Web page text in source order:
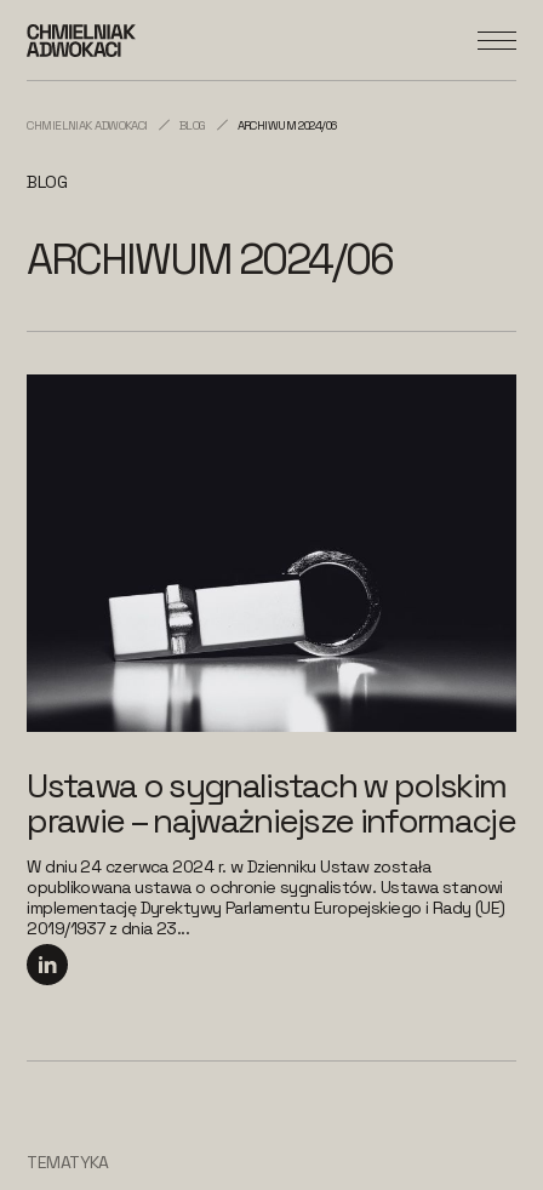
CHMIELNIAK ADWOKACI BLOG ARCHIWUM 2024/06
BLOG
ARCHIWUM 2024/06
Ustawa o sygnalistach w polskim
prawie – najważniejsze informacje
W dniu 24 czerwca 2024 r. w Dzienniku Ustaw została
opublikowana ustawa o ochronie sygnalistów. Ustawa stanowi
implementację Dyrektywy Parlamentu Europejskiego i Rady (UE)
2019/1937 z dnia 23...
TEMATYKA